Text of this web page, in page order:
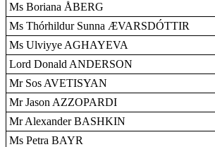
Ms Boriana ÅBERG
Ms Thórhildur Sunna ÆVARSDÓTTIR
Ms Ulviyye AGHAYEVA
Lord Donald ANDERSON
Mr Sos AVETISYAN
Mr Jason AZZOPARDI
Mr Alexander BASHKIN
Ms Petra BAYR